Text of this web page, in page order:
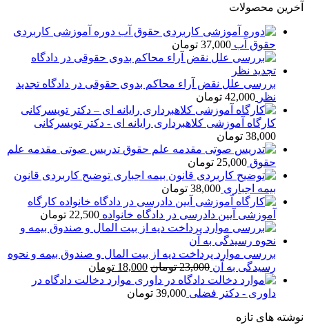
آخرین محصولات
دوره آموزشی کاربردی
حقوق آب 37,000 تومان
بررسی علل نقض آراء محاکم بدوی حقوقی در دادگاه تجدید
نظر 42,000 تومان
کارگاه آموزشی کلاهبرداری رایانه ای - دکتر تویسرکانی
38,000 تومان
تدریس صوتی مقدمه علم
حقوق 25,000 تومان
توضیح کاربردی قانون
بیمه اجباری 38,000 تومان
کارگاه
آموزشی آیین دادرسی در دادگاه خانواده 22,500 تومان
بررسی موارد پرداخت دیه از بیت المال و صندوق بیمه و نحوه
رسیدگی به آن 23,000 تومان قیمت
اصلی
18,000 تومان
فعلی
موارد دخالت دادگاه در
داوری - دکتر فضلی 39,000 تومان
نوشته های تازه